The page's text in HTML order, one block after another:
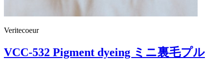
Veritecoeur
VCC-532 Pigment dyeing ミニ裏毛プル